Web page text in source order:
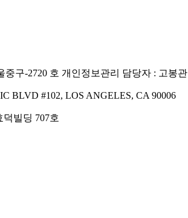
중구-2720 호 개인정보관리 담당자 : 고봉관
BLVD #102, LOS ANGELES, CA 90006
빌딩 707호